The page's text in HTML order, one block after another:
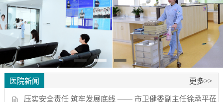
医院新闻 更多>>
压实安全责任 筑牢发展底线 —— 市卫健委副主任徐承平莅